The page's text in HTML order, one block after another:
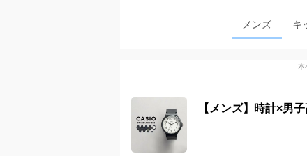
メンズ キ
本
【メンズ】時計×男